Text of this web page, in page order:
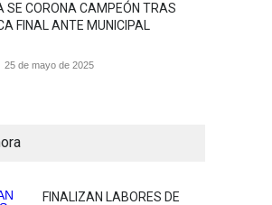
SE CORONA CAMPEÓN TRAS
FINAL ANTE MUNICIPAL
25 de mayo de 2025
FINALIZAN LABORES DE